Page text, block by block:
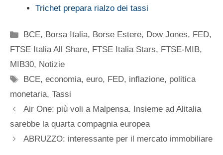
Trichet prepara rialzo dei tassi
Categorie
BCE, Borsa Italia, Borse Estere, Dow Jones, FED,
FTSE Italia All Share, FTSE Italia Stars, FTSE-MIB,
MIB30, Notizie
Tag
BCE,economia,euro, FED, inflazione, politica
monetaria, Tassi
Air One: più voli a Malpensa. Insieme ad Alitalia
sarebbe la quarta compagnia europea
ABRUZZO: interessante per il mercato immobiliare